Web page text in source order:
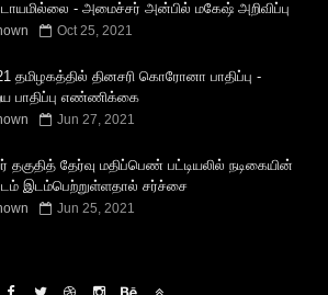
- அமைச்சர் அன்பில் மகேஷ் அறிவிப்பு
Oct 25, 2021
தமிழகத்தில் தினசரி கொரோனா பாதிப்பு -
பாதிப்பு எண்ணிக்கை
Jun 27, 2021
தகுதித் தேர்வு மதிப்பெண் பட்டியலில் நடிகையின்
இடம்பெற்றுள்ளதால் சர்ச்சை
Jun 25, 2021